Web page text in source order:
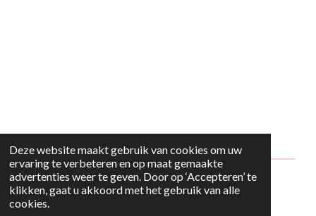
Deze website maakt gebruik van cookies om uw
ervaring te verbeteren en op maat gemaakte
advertenties weer te geven. Door op ‘Accepteren’ te
klikken, gaat u akkoord met het gebruik van alle
cookies.
© 2024 - 2026 Style2Maria
Powered by